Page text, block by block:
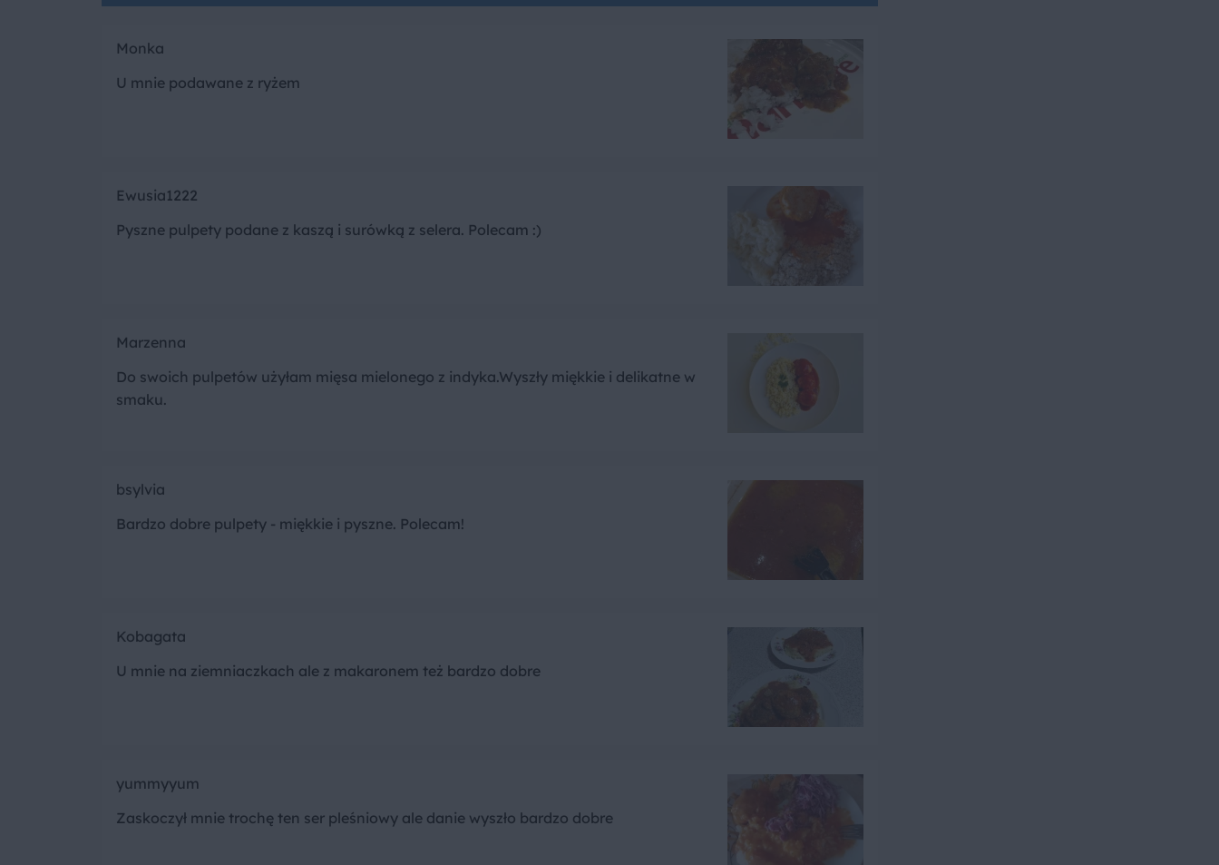
Monka
U mnie podawane z ryżem
Ewusia1222
Pyszne pulpety podane z kaszą i surówką z selera. Polecam :)
Marzenna
Do swoich pulpetów użyłam mięsa mielonego z indyka.Wyszły miękkie i delikatne w
smaku.
bsylvia
Bardzo dobre pulpety - miękkie i pyszne. Polecam!
Kobagata
U mnie na ziemniaczkach ale z makaronem też bardzo dobre
yummyyum
Zaskoczył mnie trochę ten ser pleśniowy ale danie wyszło bardzo dobre